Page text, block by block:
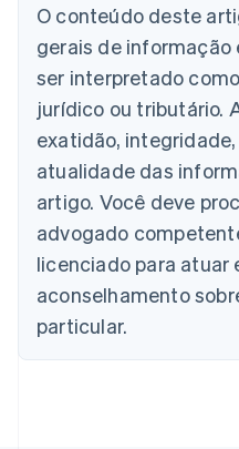
O conteúdo deste
gerais de informação
ser interpretado
jurídico ou tributário.
exatidão,
atualidade das
artigo. Você deve
advogado
licenciado para atuar
aconselhamento
particular.
Alemanha
DeutschEnglish
Austrália
English
Áustria
Deutsch English
Bélgica
Nederlands Français
Brasil
Bulgária
English
Canadá
China continental